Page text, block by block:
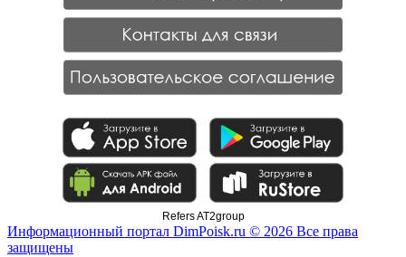
Refers AT2group
Информационный портал DimPoisk.ru © 2026 Все права
защищены